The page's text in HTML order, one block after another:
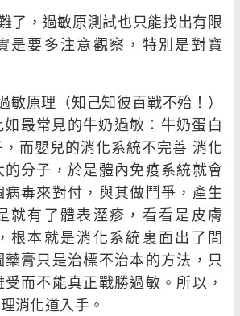
了，過敏原測試也只能找出有限
是要多注意觀察，特別是對寶
敏原理（知己知彼百戰不殆！）
最常見的牛奶過敏：牛奶蛋白
而嬰兒的消化系統不完善 消化
分子，於是體內免疫系統就會
毒來對付，與其做鬥爭，產生
就有了體表溼疹，看看是皮膚
根本就是消化系統裏面出了問
膏只是治標不治本的方法，只
而不能真正戰勝過敏。所以，
消化道入手。